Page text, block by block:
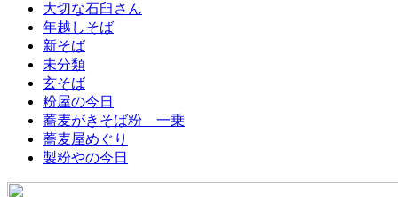
大切な石臼さん
年越しそば
新そば
未分類
玄そば
粉屋の今日
蕎麦がきそば粉 一乗
蕎麦屋めぐり
製粉やの今日